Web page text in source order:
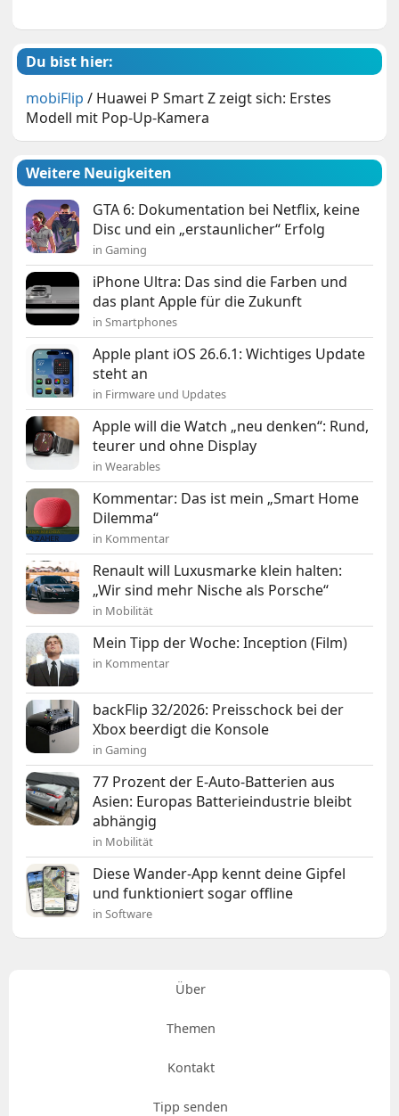
Du bist hier:
mobiFlip / Huawei P Smart Z zeigt sich: Erstes
Modell mit Pop-Up-Kamera
Weitere Neuigkeiten
GTA 6: Dokumentation bei Netflix, keine
Disc und ein „erstaunlicher“ Erfolg
in Gaming
iPhone Ultra: Das sind die Farben und
das plant Apple für die Zukunft
in Smartphones
Apple plant iOS 26.6.1: Wichtiges Update
steht an
in Firmware und Updates
Apple will die Watch „neu denken“: Rund,
teurer und ohne Display
in Wearables
Kommentar: Das ist mein „Smart Home
Dilemma“
in Kommentar
Renault will Luxusmarke klein halten:
„Wir sind mehr Nische als Porsche“
in Mobilität
Mein Tipp der Woche: Inception (Film)
in Kommentar
backFlip 32/2026: Preisschock bei der
Xbox beerdigt die Konsole
in Gaming
77 Prozent der E-Auto-Batterien aus
Asien: Europas Batterieindustrie bleibt
abhängig
in Mobilität
Diese Wander-App kennt deine Gipfel
und funktioniert sogar offline
in Software
Über
Themen
Kontakt
Tipp senden